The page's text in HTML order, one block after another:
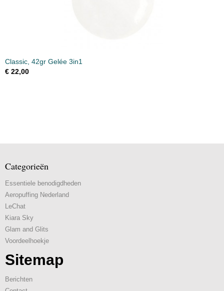
Classic, 42gr Gelée 3in1
€ 22,00
Categorieën
Essentiele benodigdheden
Aeropuffing Nederland
LeChat
Kiara Sky
Glam and Glits
Voordeelhoekje
Sitemap
Berichten